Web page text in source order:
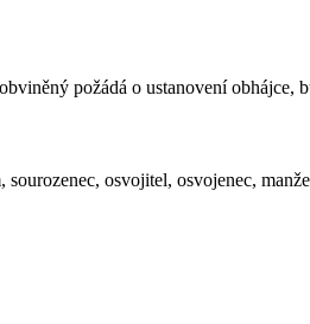
požádá o ustanovení obhájce,
osvojitel, osvojenec,